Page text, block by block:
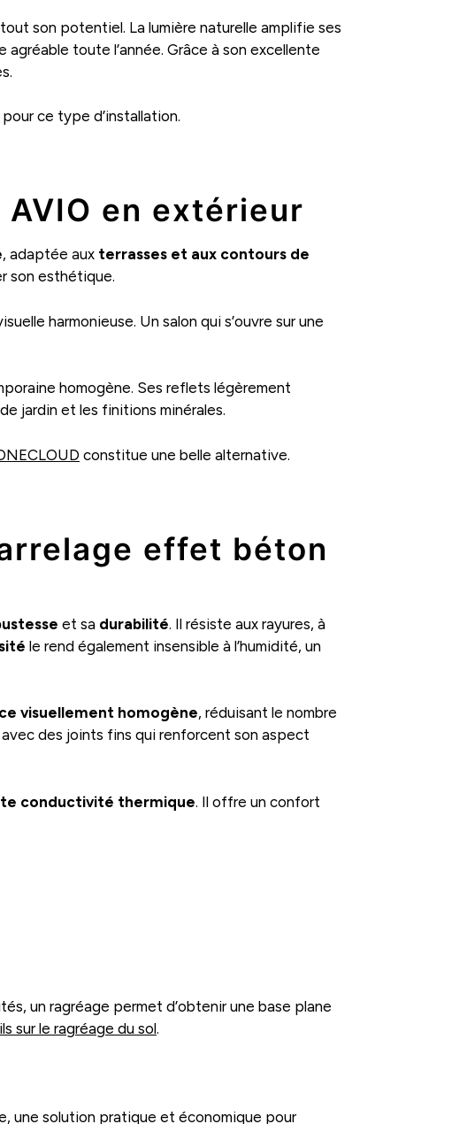
son potentiel. La lumière naturelle amplifie ses
toute l’année. Grâce à son excellente
ce type d’installation.
en extérieur
, adaptée aux terrasses et aux contours de
son esthétique.
harmonieuse. Un salon qui s’ouvre sur une
homogène. Ses reflets légèrement
jardin et les finitions minérales.
constitue une belle alternative.
effet béton
et sa durabilité. Il résiste aux rayures, à
le rend également insensible à l’humidité, un
visuellement homogène, réduisant le nombre
des joints fins qui renforcent son aspect
conductivité thermique. Il offre un confort
un ragréage permet d’obtenir une base plane
sur le ragréage du sol.
une solution pratique et économique pour